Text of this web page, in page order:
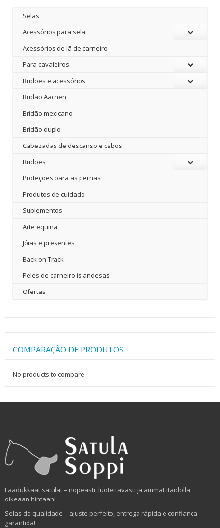
Selas
Acessórios para sela
Acessórios de lã de carneiro
Para cavaleiros
Bridões e acessórios
Bridão Aachen
Bridão mexicano
Bridão duplo
Cabezadas de descanso e cabos
Bridões
Proteções para as pernas
Produtos de cuidado
Suplementos
Arte equina
Jóias e presentes
Back on Track
Peles de carneiro islandesas
Ofertas
COMPARAÇÃO DE PRODUTOS
No products to compare
Laadukkaat satulat – nopeasti, luotettavasti ja ammattitaidolla
oikeaan hintaan!
Selas de qualidade – ajuste perfeito, entrega rápida e confiança
garantida!